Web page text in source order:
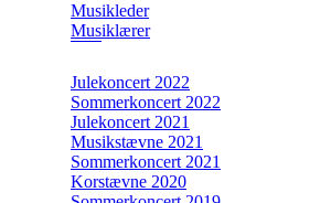
Musikleder
Musiklærer
Julekoncert 2022
Sommerkoncert 2022
Julekoncert 2021
Musikstævne 2021
Sommerkoncert 2021
Korstævne 2020